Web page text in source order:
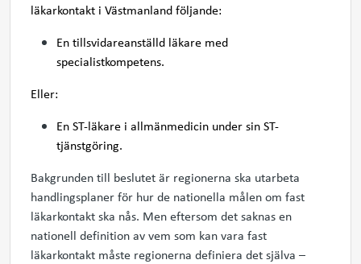
läkarkontakt i Västmanland följande:
En tillsvidareanställd läkare med
specialistkompetens.
Eller:
En ST-läkare i allmänmedicin under sin ST-
tjänstgöring.
Bakgrunden till beslutet är regionerna ska utarbeta
handlingsplaner för hur de nationella målen om fast
läkarkontakt ska nås. Men eftersom det saknas en
nationell definition av vem som kan vara fast
läkarkontakt måste regionerna definiera det själva –